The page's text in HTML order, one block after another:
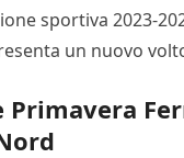
sportiva 2023-
un nuovo